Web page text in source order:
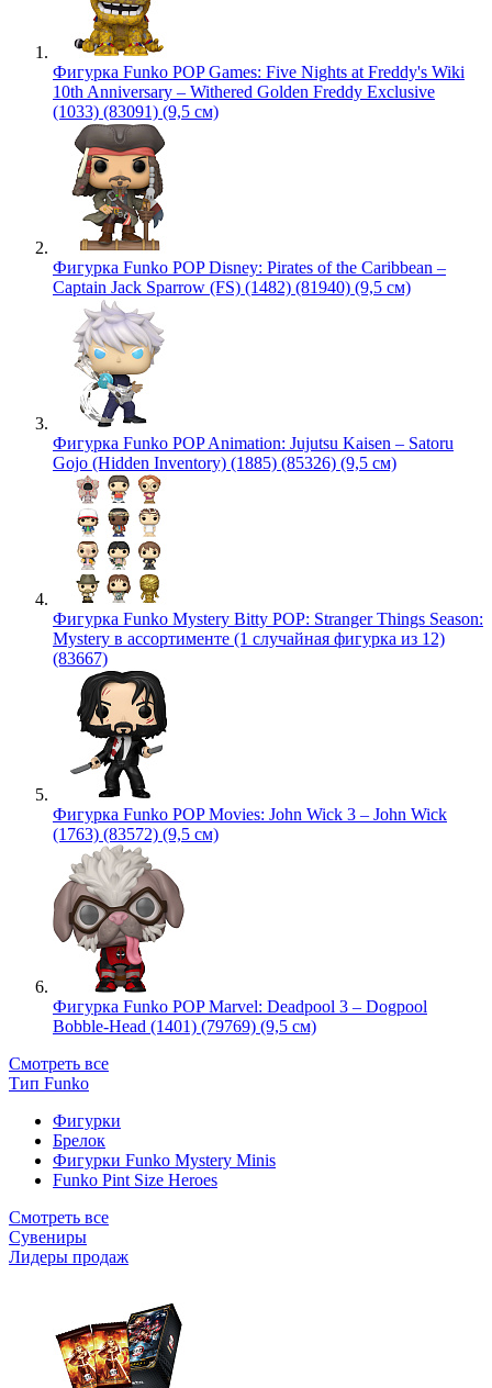
Фигурка Funko POP Games: Five Nights at Freddy's Wiki
10th Anniversary – Withered Golden Freddy Exclusive
(1033) (83091) (9,5 см)
Фигурка Funko POP Disney: Pirates of the Caribbean –
Captain Jack Sparrow (FS) (1482) (81940) (9,5 см)
Фигурка Funko POP Animation: Jujutsu Kaisen – Satoru
Gojo (Hidden Inventory) (1885) (85326) (9,5 см)
Фигурка Funko Mystery Bitty POP: Stranger Things Season:
Mystery в ассортименте (1 случайная фигурка из 12)
(83667)
Фигурка Funko POP Movies: John Wick 3 – John Wick
(1763) (83572) (9,5 см)
Фигурка Funko POP Marvel: Deadpool 3 – Dogpool
Bobble-Head (1401) (79769) (9,5 см)
Смотреть все
Тип Funko
Фигурки
Брелок
Фигурки Funko Mystery Minis
Funko Pint Size Heroes
Смотреть все
Сувениры
Лидеры продаж